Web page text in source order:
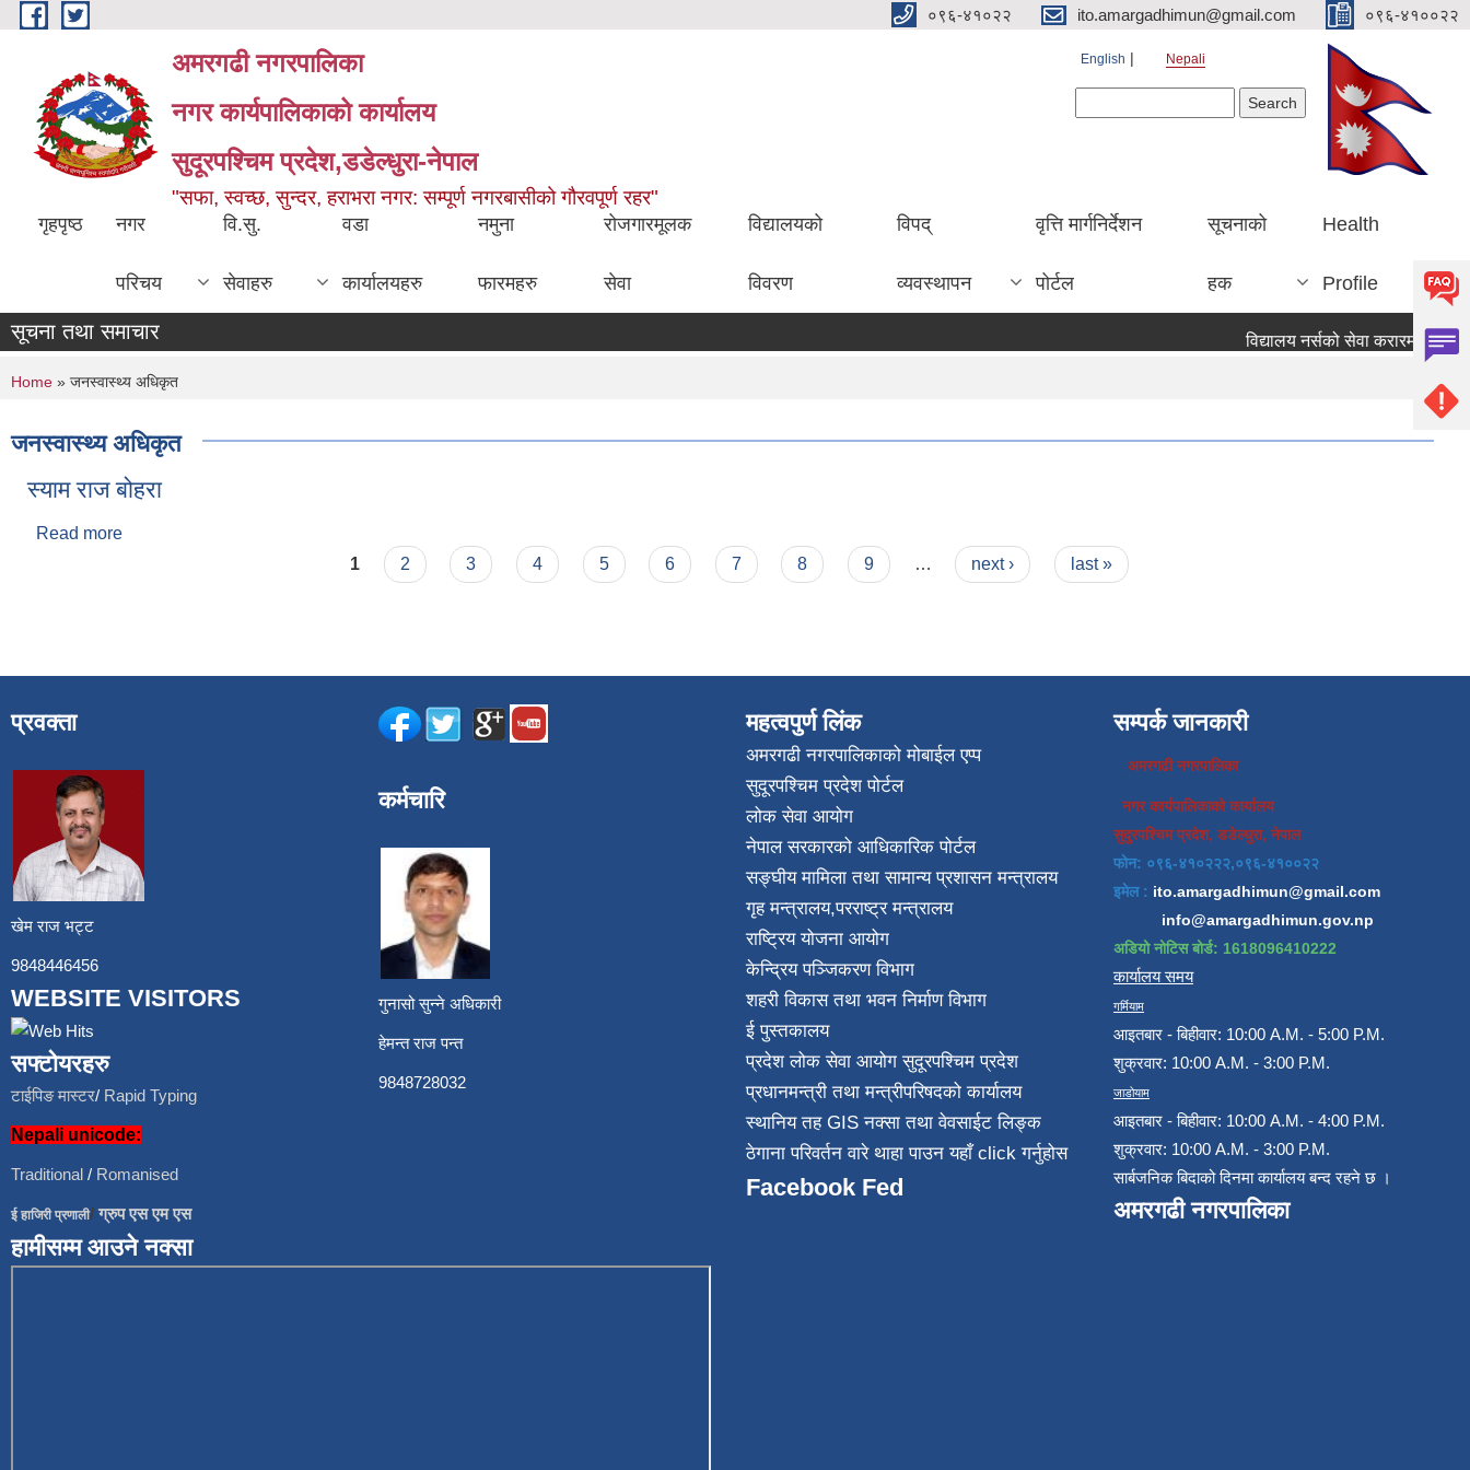
Skip to main content ०९६-४१०२२ ito.amargadhimun@gmail.com ०९६-४१००२२
अमरगढी नगरपालिका
नगर कार्यपालिकाको कार्यालय
सुदूरपश्चिम प्रदेश,डडेल्धुरा-नेपाल
"सफा, स्वच्छ, सुन्दर, हराभरा नगर: सम्पूर्ण नगरबासीको गौरवपूर्ण रहर"
English Nepali
गृहपृष्ठ नगर
परिचय
वि.सु.
सेवाहरु
वडा
कार्यालयहरु
नमुना
फारमहरु
रोजगारमूलक
सेवा
विद्यालयको
विवरण
विपद्
व्यवस्थापन
वृत्ति मार्गनिर्देशन
पोर्टल
सूचनाको
हक
Health
Profile
सूचना तथा समाचार विद्यालय नर्सको सेवा करारमा पदपूर्ति
You are here
Home » जनस्वास्थ्य अधिकृत
जनस्वास्थ्य अधिकृत
स्याम राज बोहरा
Read more
1 2 3 4 5 6 7 8 9 … next › last »
प्रवक्ता
खेम राज भट्ट
9848446456
WEBSITE VISITORS
सफ्टोयरहरु
टाईपिङ मास्टर/ Rapid Typing
Nepali unicode:
Traditional / Romanised
ई हाजिरी प्रणाली/ग्रुप एस एम एस
हामीसम्म आउने नक्सा
कर्मचारि
गुनासो सुन्ने अधिकारी
हेमन्त राज पन्त
9848728032
महत्वपुर्ण लिंक
अमरगढी नगरपालिकाको मोबाईल एप्प
सुदूरपश्चिम प्रदेश पोर्टल
लोक सेवा आयोग
नेपाल सरकारको आधिकारिक पोर्टल
सङ्घीय मामिला तथा सामान्य प्रशासन मन्त्रालय
गृह मन्त्रालय,परराष्ट्र मन्त्रालय
राष्ट्रिय योजना आयोग
केन्द्रिय पञ्जिकरण विभाग
शहरी विकास तथा भवन निर्माण विभाग
ई पुस्तकालय
प्रदेश लोक सेवा आयोग सुदूरपश्चिम प्रदेश
प्रधानमन्त्री तथा मन्त्रीपरिषदको कार्यालय
स्थानिय तह GIS नक्सा तथा वेवसाईट लिङ्क
ठेगाना परिवर्तन वारे थाहा पाउन यहाँ click गर्नुहोस
Facebook Fed
सम्पर्क जानकारी
अमरगढी नगरपालिका
नगर कार्यपालिकाको कार्यालय
सुदुरपश्चिम प्रदेश, डडेल्धुरा, नेपाल
फोन: ०९६-४१०२२२,०९६-४१००२२
इमेल : ito.amargadhimun@gmail.com
info@amargadhimun.gov.np
अडियो नोटिस बोर्ड: 1618096410222
कार्यालय समय
गर्मियाम
आइतबार - बिहीवार: 10:00 A.M. - 5:00 P.M.
शुक्रवार: 10:00 A.M. - 3:00 P.M.
जाडोयाम
आइतबार - बिहीवार: 10:00 A.M. - 4:00 P.M.
शुक्रवार: 10:00 A.M. - 3:00 P.M.
सार्बजनिक बिदाको दिनमा कार्यालय बन्द रहने छ ।
अमरगढी नगरपालिका